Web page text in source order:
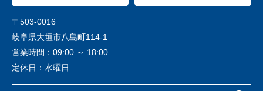
〒503-0016
岐阜県大垣市八島町114-1
営業時間： 09:00 ～ 18:00
定休日： 水曜日